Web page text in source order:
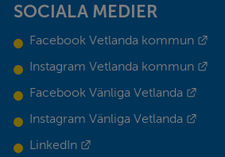
SOCIALA MEDIER
Facebook Vetlanda kommun
Instagram Vetlanda kommun
Facebook Vänliga Vetlanda
Instagram Vänliga Vetlanda
LinkedIn